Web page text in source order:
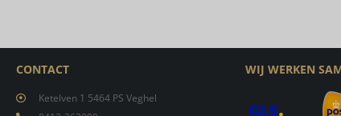
CONTACT
Ketelven 1 5464 PS Veghel
WIJ WERKEN